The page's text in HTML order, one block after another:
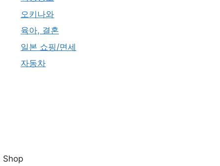
오키나와
육아, 결혼
일본 쇼핑/면세
자동차
Shop